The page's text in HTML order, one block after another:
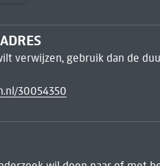
verwijzen, gebruik dan de
30054350